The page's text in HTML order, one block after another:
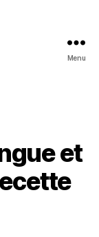
Menu
et